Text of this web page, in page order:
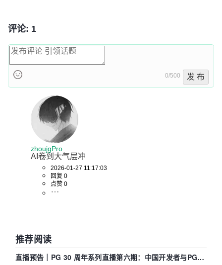
评论: 1
0/500 发 布
zhoujgPro
AI卷到大气层冲
2026-01-27 11:17:03
回复 0
点赞 0
推荐阅读
直播预告｜PG 30 周年系列直播第六期：中国开发者与PG内